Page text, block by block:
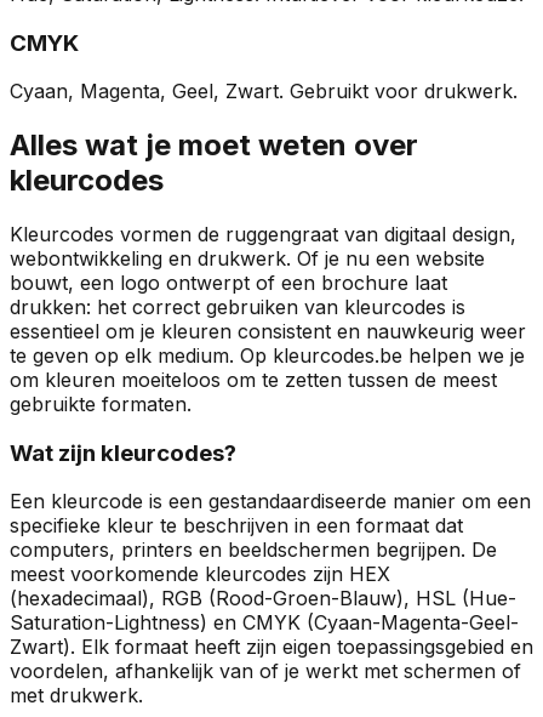
CMYK
Cyaan, Magenta, Geel, Zwart. Gebruikt voor drukwerk.
Alles wat je moet weten over
kleurcodes
Kleurcodes vormen de ruggengraat van digitaal design,
webontwikkeling en drukwerk. Of je nu een website
bouwt, een logo ontwerpt of een brochure laat
drukken: het correct gebruiken van kleurcodes is
essentieel om je kleuren consistent en nauwkeurig weer
te geven op elk medium. Op kleurcodes.be helpen we je
om kleuren moeiteloos om te zetten tussen de meest
gebruikte formaten.
Wat zijn kleurcodes?
Een kleurcode is een gestandaardiseerde manier om een
specifieke kleur te beschrijven in een formaat dat
computers, printers en beeldschermen begrijpen. De
meest voorkomende kleurcodes zijn HEX
(hexadecimaal), RGB (Rood-Groen-Blauw), HSL (Hue-
Saturation-Lightness) en CMYK (Cyaan-Magenta-Geel-
Zwart). Elk formaat heeft zijn eigen toepassingsgebied en
voordelen, afhankelijk van of je werkt met schermen of
met drukwerk.